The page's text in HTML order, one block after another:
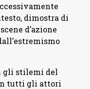
dimostra di
d’azione
gli stilemi del
tutti gli attori